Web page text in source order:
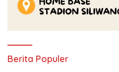
Berita Populer